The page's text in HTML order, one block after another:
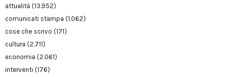
attualità (13.952)
comunicati stampa (1.062)
cose che scrivo (171)
cultura (2.711)
economia (2.061)
interventi (176)